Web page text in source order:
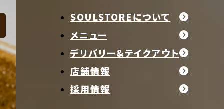
SOULSTOREについて
メニュー
デリバリー&テイクアウト
店舗情報
採用情報